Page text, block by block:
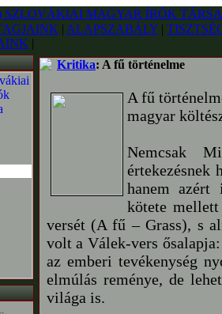
| ALAPSZABÁLY |
|
Kritika: A fű történelme
A fű
magyar
Nemcsak
értekezésnek
hanem azért
kötete
versét (A fű – Grass), s
volt a Válek-vers
az emberi tevékenység
elmúlás reménye, de
világa is.